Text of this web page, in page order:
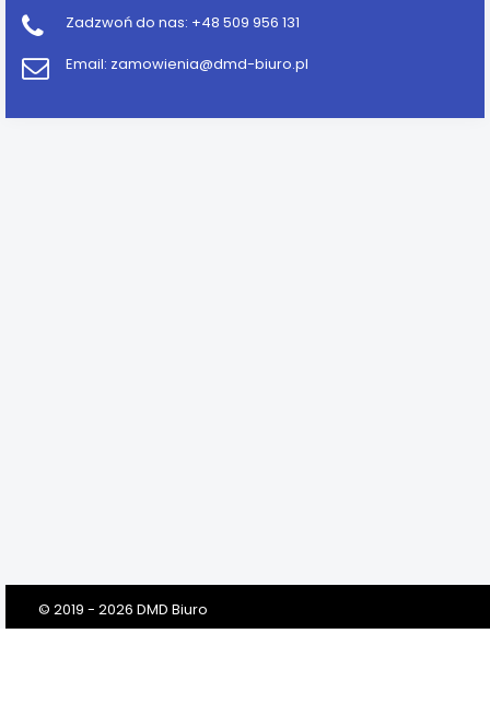
Zadzwoń do nas: +48 509 956 131
Email: zamowienia@dmd-biuro.pl
© 2019 - 2026 DMD Biuro